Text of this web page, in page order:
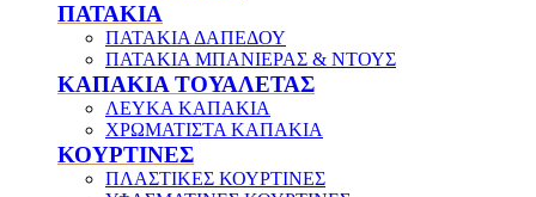
ΠΑΤΑΚΙΑ
ΠΑΤΑΚΙΑ ΔΑΠΕΔΟΥ
ΠΑΤΑΚΙΑ ΜΠΑΝΙΕΡΑΣ & ΝΤΟΥΣ
ΚΑΠΑΚΙΑ ΤΟΥΑΛΕΤΑΣ
ΛΕΥΚΑ ΚΑΠΑΚΙΑ
ΧΡΩΜΑΤΙΣΤΑ ΚΑΠΑΚΙΑ
ΚΟΥΡΤΙΝΕΣ
ΠΛΑΣΤΙΚΕΣ ΚΟΥΡΤΙΝΕΣ